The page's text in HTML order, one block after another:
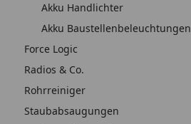
Akku Handlichter
Akku Baustellenbeleuchtungen
Force Logic
Radios & Co.
Rohrreiniger
Staubabsaugungen